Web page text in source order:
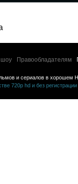
шоу Правообладателям
и сериалов в хорошем
720p hd и без